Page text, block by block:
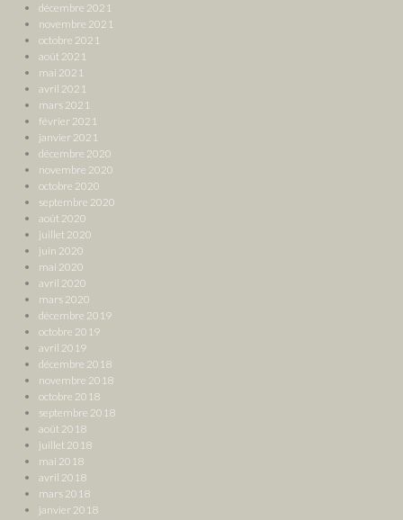
décembre 2021
novembre 2021
octobre 2021
août 2021
mai 2021
avril 2021
mars 2021
février 2021
janvier 2021
décembre 2020
novembre 2020
octobre 2020
septembre 2020
août 2020
juillet 2020
juin 2020
mai 2020
avril 2020
mars 2020
décembre 2019
octobre 2019
avril 2019
décembre 2018
novembre 2018
octobre 2018
septembre 2018
août 2018
juillet 2018
mai 2018
avril 2018
mars 2018
janvier 2018